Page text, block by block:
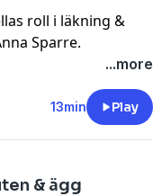
roll i läkning &
Sparre.
...more
13min Play
& ägg